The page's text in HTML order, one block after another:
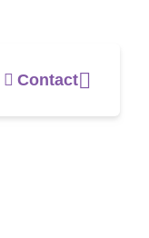
Contact